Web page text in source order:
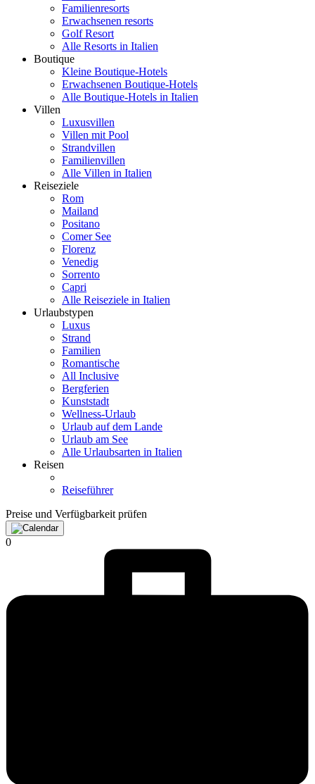
Familienresorts
Erwachsenen resorts
Golf Resort
Alle Resorts in Italien
Boutique
Kleine Boutique-Hotels
Erwachsenen Boutique-Hotels
Alle Boutique-Hotels in Italien
Villen
Luxusvillen
Villen mit Pool
Strandvillen
Familienvillen
Alle Villen in Italien
Reiseziele
Rom
Mailand
Positano
Comer See
Florenz
Venedig
Sorrento
Capri
Alle Reiseziele in Italien
Urlaubstypen
Luxus
Strand
Familien
Romantische
All Inclusive
Bergferien
Kunststadt
Wellness-Urlaub
Urlaub auf dem Lande
Urlaub am See
Alle Urlaubsarten in Italien
Reisen
Reiseführer
Preise und Verfügbarkeit prüfen
0